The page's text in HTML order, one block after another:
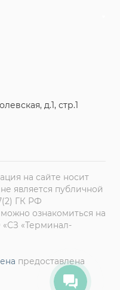
д.1, стр.1
на сайте носит
является публичной
ГК РФ
ознакомиться на
«Терминал-
предоставлена